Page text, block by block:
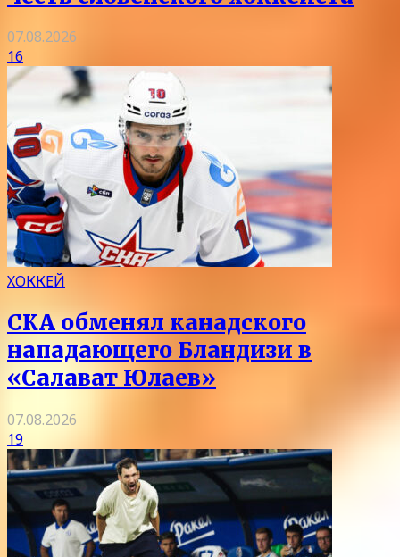
07.08.2026
16
ХОККЕЙ
СКА обменял канадского
нападающего Бландизи в
«Салават Юлаев»
07.08.2026
19